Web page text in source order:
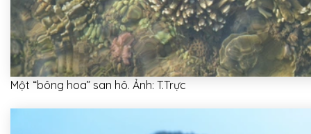
Một “bông hoa” san hô. Ảnh: T.Trực